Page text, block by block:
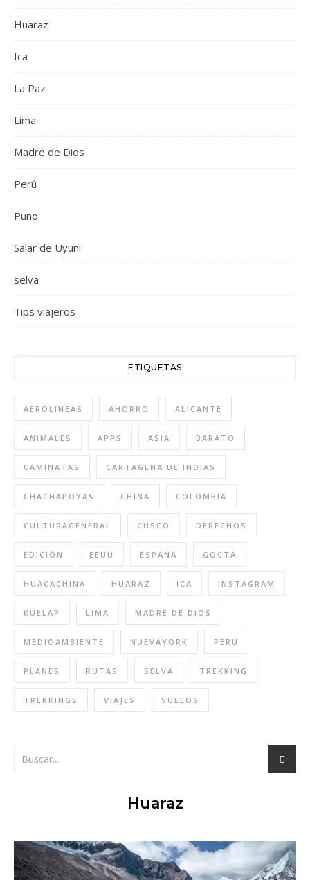
Huaraz
Ica
La Paz
Lima
Madre de Dios
Perú
Puno
Salar de Uyuni
selva
Tips viajeros
ETIQUETAS
AEROLINEAS AHORRO ALICANTE
ANIMALES APPS ASIA BARATO
CAMINATAS CARTAGENA DE INDIAS
CHACHAPOYAS CHINA COLOMBIA
CULTURAGENERAL CUSCO DERECHOS
EDICIÓN EEUU ESPAÑA GOCTA
HUACACHINA HUARAZ ICA INSTAGRAM
KUELAP LIMA MADRE DE DIOS
MEDIOAMBIENTE NUEVAYORK PERU
PLANES RUTAS SELVA TREKKING
TREKKINGS VIAJES VUELOS
Huaraz